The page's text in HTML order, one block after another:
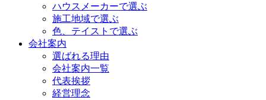
ハウスメーカーで選ぶ
施工地域で選ぶ
色、テイストで選ぶ
会社案内
選ばれる理由
会社案内一覧
代表挨拶
経営理念